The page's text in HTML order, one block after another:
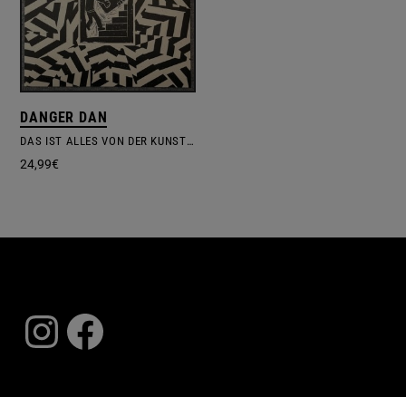
DANGER DAN
DAS IST ALLES VON DER KUNSTFREIHEIT GEDECKT
24,99€
Instagram
Facebook